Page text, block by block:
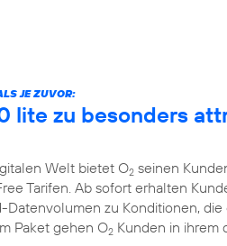
JE ZUVOR:
lite zu besonders
Welt bietet O2 seinen
Tarifen. Ab sofort erhalten
Datenvolumen zu Konditionen,
Paket gehen O2 Kunden in ihrem